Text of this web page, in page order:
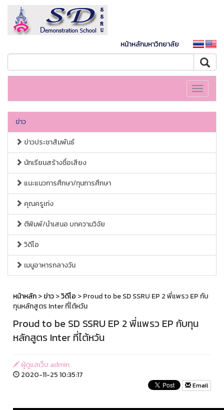
หน้าหลักมหาวิทยาลัย
Toggle
ข่าว
ข่าวประชาสัมพันธ์
นักเรียนสร้างชื่อเสียง
แนะแนวการศึกษา/ทุนการศึกษา
คุณครูเก่ง
ตีพิมพ์/นำเสนอ บทความวิจัย
วิดีโอ
เมนูอาหารกลางวัน
หน้าหลัก>ข่าว>วิดีโอ > Proud to be SD SSRU EP 2 พี่แพรว EP กับ
ทุนหลักสูตร Inter ที่ไต้หวัน
Proud to be SD SSRU EP 2 พี่แพรว EP กับทุน
หลักสูตร Inter ที่ไต้หวัน
ผู้ดูแลเว็บ admin
2020-11-25 10:35:17
Email